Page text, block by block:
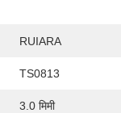
RUIARA
TS0813
3.0 मिमी